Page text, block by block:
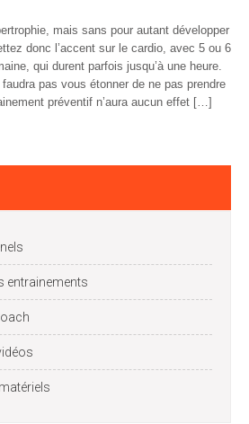
mais sans pour autant développer
donc l’accent sur le cardio, avec 5 ou 6
qui durent parfois jusqu’à une heure.
pas vous étonner de ne pas prendre
préventif n’aura aucun effet […]
entrainements